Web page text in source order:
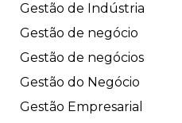
Gestão de Indústria
Gestão de negócio
Gestão de negócios
Gestão do Negócio
Gestão Empresarial